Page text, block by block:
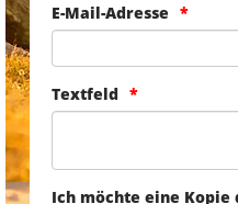
E-Mail-Adresse
Textfeld
Ich möchte eine